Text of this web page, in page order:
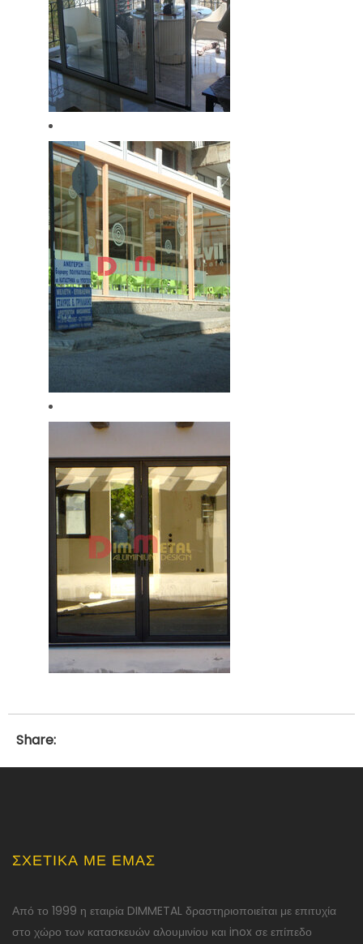
Share:
ΣΧΕΤΙΚΆ ΜΕ ΕΜΆΣ
Από το 1999 η εταιρία DIMMETAL δραστηριοποιείται με επιτυχία
στο χώρο των κατασκευών αλουμινίου και inox σε επίπεδο